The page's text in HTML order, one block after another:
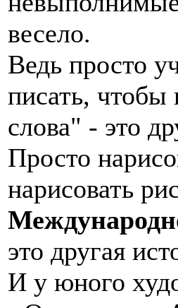
весело.
Ведь просто
писать, чтобы
слова" - это
Просто
нарисовать
это другая
И у юного